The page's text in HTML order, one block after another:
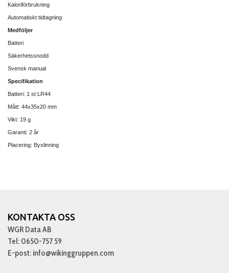
Kaloriförbrukning
Automatiskt tidtagning
Medföljer
Batteri
Säkerhetssnodd
Svensk manual
Specifikation
Batteri: 1 st LR44
Mått: 44x35x20 mm
Vikt: 19 g
Garanti: 2 år
Placering: Byxlinning
KONTAKTA OSS
WGR Data AB
Tel: 0650-757 59
E-post: info@wikinggruppen.com